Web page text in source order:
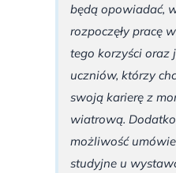
będą opowiadać,
rozpoczęły pracę
tego korzyści oraz
uczniów, którzy
swoją karierę z
wiatrową.
możliwość
studyjne u